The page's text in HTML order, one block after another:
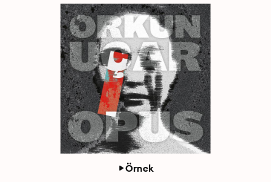
Örnek